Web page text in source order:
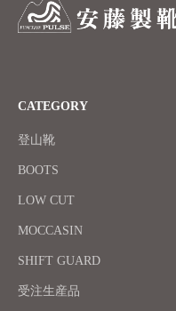
CATEGORY
登山靴
BOOTS
LOW CUT
MOCCASIN
SHIFT GUARD
受注生産品